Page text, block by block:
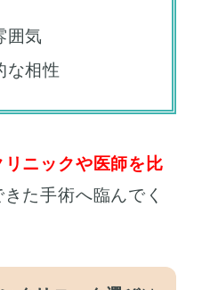
囲気
な相性
リニックや医師を比
た手術へ臨んでく